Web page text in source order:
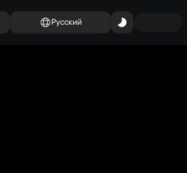
Русский